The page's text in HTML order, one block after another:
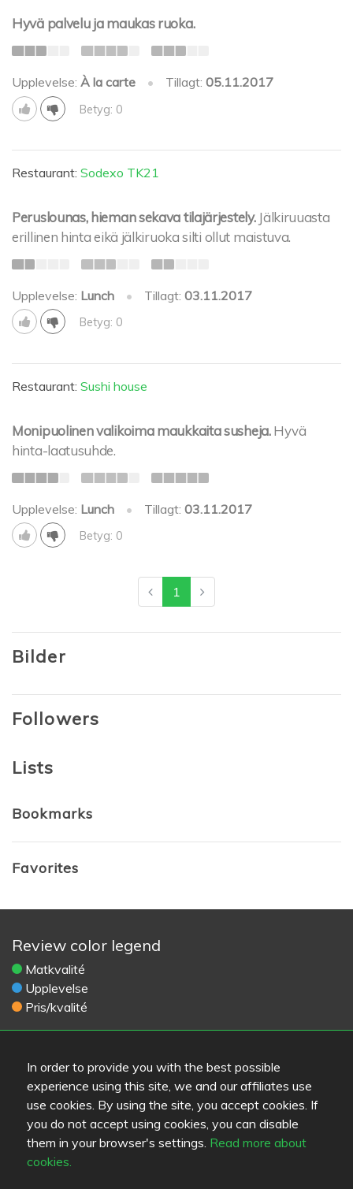
In order to provide you with the best possible
experience using this site, we and our affiliates use
use cookies. By using the site, you accept cookies. If
you do not accept using cookies, you can disable
them in your browser's settings. Read more about
cookies.
Hyvä palvelu ja maukas ruoka.
Upplevelse: À la carte • Tillagt:05.11.2017
Betyg: 0
Restaurant: Sodexo TK21
Peruslounas, hieman sekava tilajärjestely. Jälkiruuasta
erillinen hinta eikä jälkiruoka silti ollut maistuva.
Upplevelse: Lunch • Tillagt:03.11.2017
Betyg: 0
Restaurant: Sushi house
Monipuolinen valikoima maukkaita susheja. Hyvä
hinta-laatusuhde.
Upplevelse: Lunch • Tillagt:03.11.2017
Betyg: 0
1
Bilder
Followers
Lists
Bookmarks
Favorites
Review color legend
Matkvalité
Upplevelse
Pris/kvalité
Hjälp
Skicka feedback
Användarvillkor
Kontaktinformation
Sekretess
Cookies